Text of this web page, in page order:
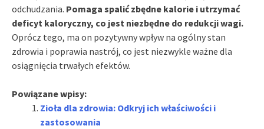
odchudzania. Pomaga spalić zbędne kalorie i utrzymać
deficyt kaloryczny, co jest niezbędne do redukcji wagi.
Oprócz tego, ma on pozytywny wpływ na ogólny stan
zdrowia i poprawia nastrój, co jest niezwykle ważne dla
osiągnięcia trwałych efektów.
Powiązane wpisy:
Zioła dla zdrowia: Odkryj ich właściwości i
zastosowania